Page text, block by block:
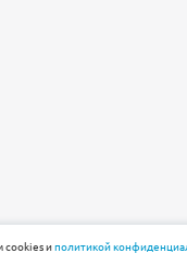
cookies иполитикой